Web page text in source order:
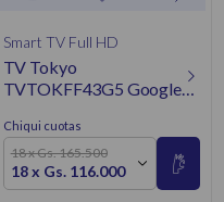
Smart TV Full HD
TV Tokyo
TVTOKFF43G5 Google
Smart
Chiqui cuotas
18 x Gs. 165.500
18 x Gs. 116.000